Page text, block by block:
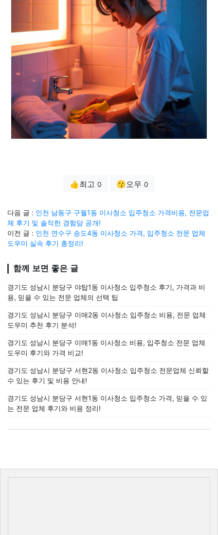
👍최고 0 😗오우 0
다음 글 : 인천 남동구 구월1동 이사청소 입주청소 가격비용, 전문업
체 후기 및 솔직한 경험담 공개!
이전 글 : 인천 연수구 송도4동 이사청소 가격, 입주청소 전문 업체
도우미 실속 후기 총정리!
함께 보면 좋은 글
경기도 성남시 분당구 야탑1동 이사청소 입주청소 후기, 가격과 비
용, 믿을 수 있는 전문 업체의 선택 팁
경기도 성남시 분당구 이매2동 이사청소 입주청소 비용, 전문 업체
도우미 추천 후기 분석!
경기도 성남시 분당구 이매1동 이사청소 비용, 입주청소 전문 업체
도우미 후기와 가격 비교!
경기도 성남시 분당구 서현2동 이사청소 입주청소 전문업체 신뢰할
수 있는 후기 및 비용 안내!
경기도 성남시 분당구 서현1동 이사청소 입주청소 가격, 믿을 수 있
는 전문 업체 후기와 비용 정리!